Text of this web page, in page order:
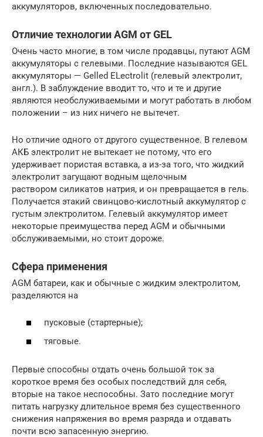
аккумуляторов, включенных последовательно.
Отличие технологии AGM от GEL
Очень часто многие, в том числе продавцы, путают AGM
аккумуляторы с гелевыми. Последние называются GEL
аккумуляторы — Gelled ELectrolit (гелевый электролит,
англ.). В заблуждение вводит то, что и те и другие
являются необслуживаемыми и могут работать в любом
положении – из них ничего не вытечет.
Но отличие одного от другого существенное. В гелевом
АКБ электролит не вытекает не потому, что его
удерживает пористая вставка, а из-за того, что жидкий
электролит загущают водным щелочным
раствором силикатов натрия, и он превращается в гель.
Получается этакий свинцово-кислотный аккумулятор с
густым электролитом. Гелевый аккумулятор имеет
некоторые преимущества перед AGM и обычными
обслуживаемыми, но стоит дороже.
Сфера применения
AGM батареи, как и обычные с жидким электролитом,
разделяются на
пусковые (стартерные);
тяговые.
Первые способны отдать очень большой ток за
короткое время без особых последствий для себя,
вторые на такое неспособны. Зато последние могут
питать нагрузку длительное время без существенного
снижения напряжения во время разряда и отдавать
почти всю запасенную энергию.